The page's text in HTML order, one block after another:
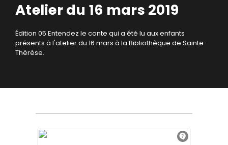
Atelier du 16 mars 2019
Édition 05 Entendez le conte qui a été lu aux enfants
présents à l'atelier du 16 mars à la Bibliothèque de Sainte-
Thérèse.